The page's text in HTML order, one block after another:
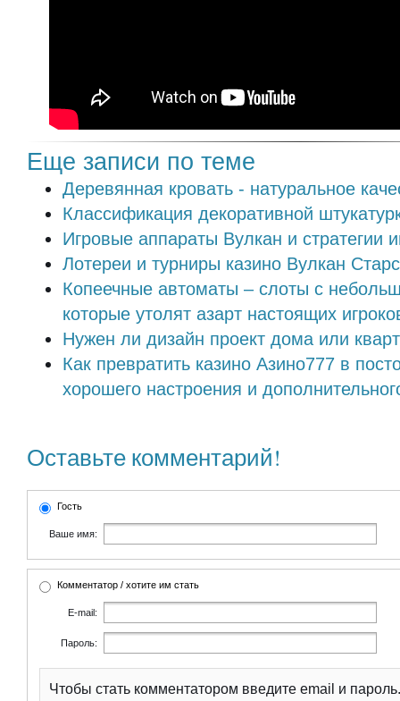
Еще записи по теме
Деревянная кровать - натуральное
Классификация декоративной
Игровые аппараты Вулкан и стратегии
Лотереи и турниры казино Вулкан Старс
Копеечные автоматы – слоты с
которые утолят азарт настоящих
Нужен ли дизайн проект дома или
Как превратить казино Азино777 в
хорошего настроения и
Оставьте комментарий!
Гость
Ваше имя:
Комментатор / хотите им стать
E-mail:
Пароль:
Чтобы стать комментатором введите email и